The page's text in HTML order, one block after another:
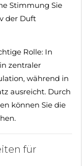
Stimmung Sie
der Duft
Rolle: In
zentraler
während in
ausreicht. Durch
können Sie die
für